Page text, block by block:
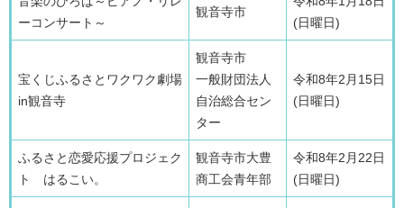
ーコンサート～
観音寺市
(日曜日)
宝くじふるさとワクワク劇場
in観音寺
観音寺市
一般財団法人
自治総合セン
ター
令和8年2月15日
(日曜日)
ふるさと恋愛応援プロジェク
ト はるこい。
観音寺市大豊
商工会青年部
令和8年2月22日
(日曜日)